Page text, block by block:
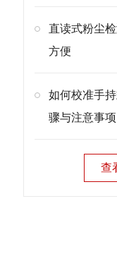
直读式粉尘
方便
如何校准手
骤与注意事项
查